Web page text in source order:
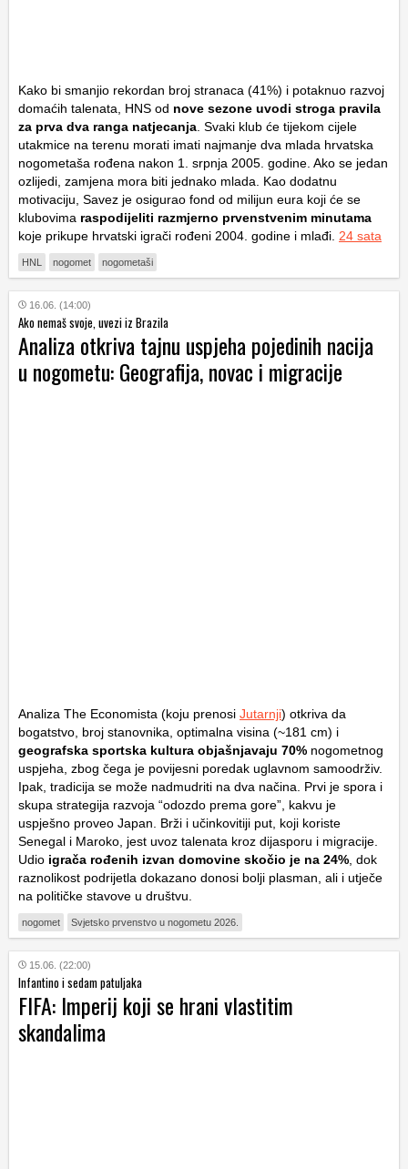
Kako bi smanjio rekordan broj stranaca (41%) i potaknuo razvoj
domaćih talenata, HNS od nove sezone uvodi stroga pravila
za prva dva ranga natjecanja. Svaki klub će tijekom cijele
utakmice na terenu morati imati najmanje dva mlada hrvatska
nogometaša rođena nakon 1. srpnja 2005. godine. Ako se jedan
ozlijedi, zamjena mora biti jednako mlada. Kao dodatnu
motivaciju, Savez je osigurao fond od milijun eura koji će se
klubovima raspodijeliti razmjerno prvenstvenim minutama
koje prikupe hrvatski igrači rođeni 2004. godine i mlađi. 24 sata
HNL nogomet nogometaši
16.06. (14:00)
Ako nemaš svoje, uvezi iz Brazila
Analiza otkriva tajnu uspjeha pojedinih nacija
u nogometu: Geografija, novac i migracije
Analiza The Economista (koju prenosi Jutarnji) otkriva da
bogatstvo, broj stanovnika, optimalna visina (~181 cm) i
geografska sportska kultura objašnjavaju 70% nogometnog
uspjeha, zbog čega je povijesni poredak uglavnom samoodrživ.
Ipak, tradicija se može nadmudriti na dva načina. Prvi je spora i
skupa strategija razvoja “odozdo prema gore”, kakvu je
uspješno proveo Japan. Brži i učinkovitiji put, koji koriste
Senegal i Maroko, jest uvoz talenata kroz dijasporu i migracije.
Udio igrača rođenih izvan domovine skočio je na 24% , dok
raznolikost podrijetla dokazano donosi bolji plasman, ali i utječe
na političke stavove u društvu.
nogomet Svjetsko prvenstvo u nogometu 2026.
15.06. (22:00)
Infantino i sedam patuljaka
FIFA: Imperij koji se hrani vlastitim
skandalima